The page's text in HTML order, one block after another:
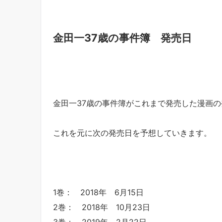
金田一37歳の事件簿 発売日
金田一37歳の事件簿がこれまで発売した漫画の
これを元に次の発売日を予想していきます。
1巻： 2018年 6月15日
2巻： 2018年 10月23日